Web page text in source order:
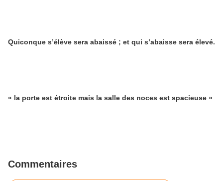
Quiconque s’élève sera abaissé ; et qui s’abaisse sera élevé.
« la porte est étroite mais la salle des noces est spacieuse »
Commentaires